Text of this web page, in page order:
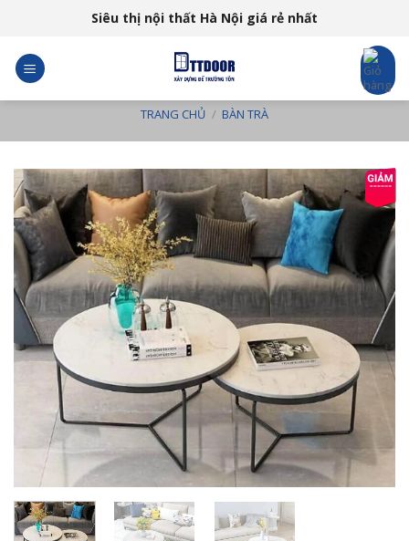
content
Siêu thị nội thất Hà Nội giá rẻ nhất
TRANG CHỦ / BÀN TRÀ